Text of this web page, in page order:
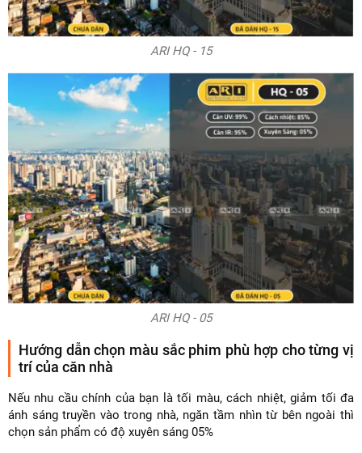
ARI HQ - 15
ARI HQ - 05
Hướng dẫn chọn màu sắc phim phù hợp cho từng vị
trí của căn nhà
Nếu nhu cầu chính của bạn là tối màu, cách nhiệt, giảm tối đa
ánh sáng truyền vào trong nhà, ngăn tầm nhìn từ bên ngoài thì
chọn sản phẩm có độ xuyên sáng 05%